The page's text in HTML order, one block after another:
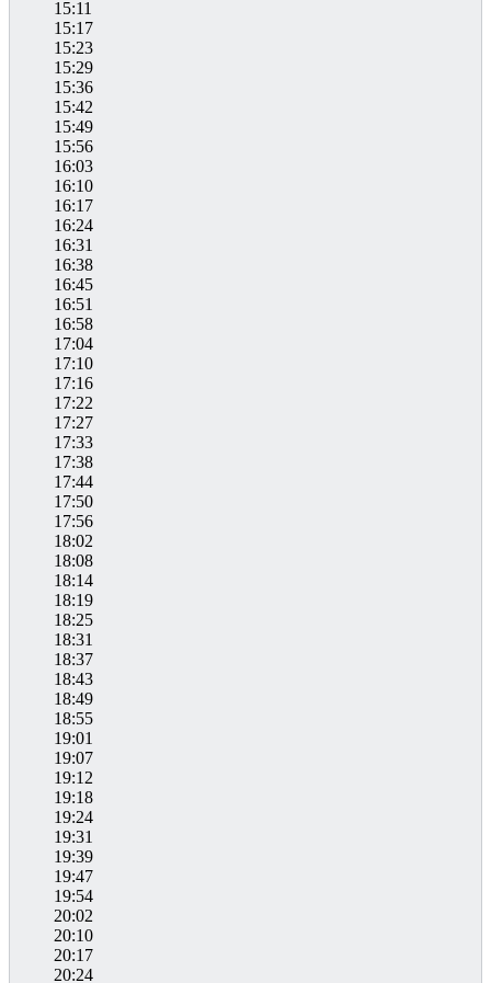
15:11
15:17
15:23
15:29
15:36
15:42
15:49
15:56
16:03
16:10
16:17
16:24
16:31
16:38
16:45
16:51
16:58
17:04
17:10
17:16
17:22
17:27
17:33
17:38
17:44
17:50
17:56
18:02
18:08
18:14
18:19
18:25
18:31
18:37
18:43
18:49
18:55
19:01
19:07
19:12
19:18
19:24
19:31
19:39
19:47
19:54
20:02
20:10
20:17
20:24